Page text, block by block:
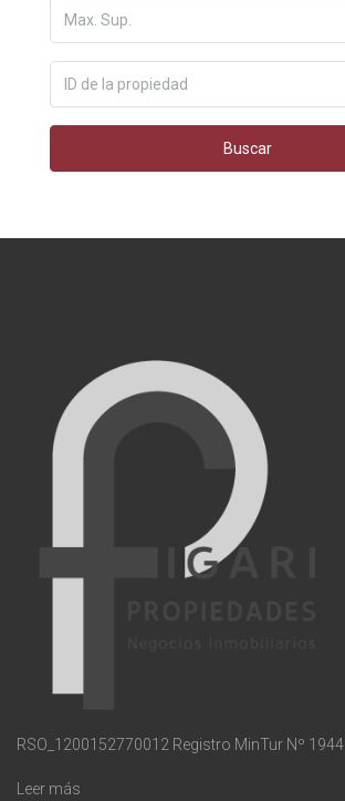
Buscar
RSO_1200152770012 Registro MinTur Nº 1944
Leer más